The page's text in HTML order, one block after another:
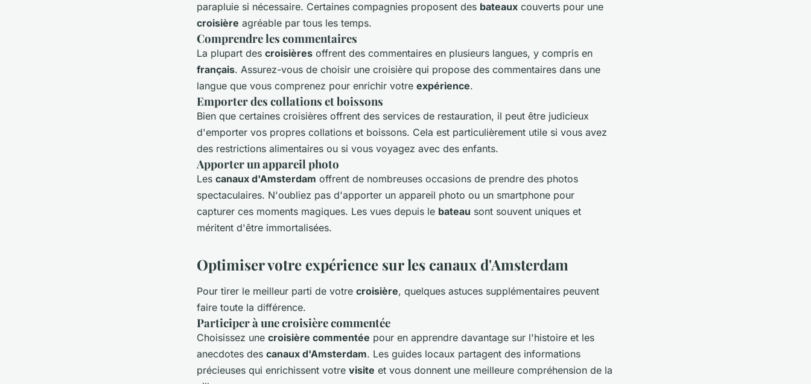
parapluie si nécessaire. Certaines compagnies proposent des bateaux couverts pour une
croisière agréable par tous les temps.
Comprendre les commentaires
La plupart des croisières offrent des commentaires en plusieurs langues, y compris en
français. Assurez-vous de choisir une croisière qui propose des commentaires dans une
langue que vous comprenez pour enrichir votre expérience.
Emporter des collations et boissons
Bien que certaines croisières offrent des services de restauration, il peut être judicieux
d'emporter vos propres collations et boissons. Cela est particulièrement utile si vous avez
des restrictions alimentaires ou si vous voyagez avec des enfants.
Apporter un appareil photo
Les canaux d'Amsterdam offrent de nombreuses occasions de prendre des photos
spectaculaires. N'oubliez pas d'apporter un appareil photo ou un smartphone pour
capturer ces moments magiques. Les vues depuis le bateau sont souvent uniques et
méritent d'être immortalisées.
Optimiser votre expérience sur les canaux d'Amsterdam
Pour tirer le meilleur parti de votre croisière, quelques astuces supplémentaires peuvent
faire toute la différence.
Participer à une croisière commentée
Choisissez une croisière commentée pour en apprendre davantage sur l'histoire et les
anecdotes des canaux d'Amsterdam. Les guides locaux partagent des informations
précieuses qui enrichissent votre visite et vous donnent une meilleure compréhension de la